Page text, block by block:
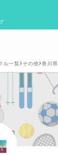
ル一覧 › その他›香川県